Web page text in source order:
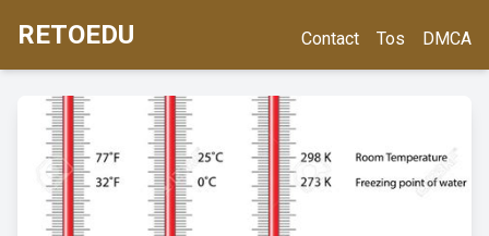
RETOEDU Contact Tos DMCA